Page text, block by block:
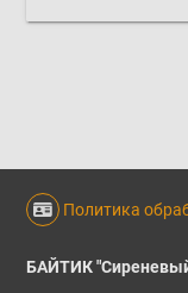
Политика
БАЙТИК